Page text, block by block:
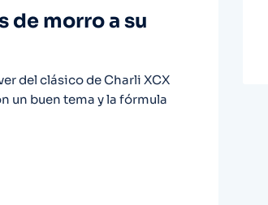
de morro a su
del clásico de Charli XCX
un buen tema y la fórmula